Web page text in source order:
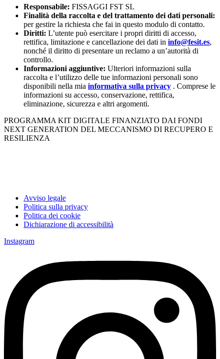
Responsabile: FISSAGGI FST SL
Finalità della raccolta e del trattamento dei dati personali:
per gestire la richiesta che fai in questo modulo di contatto.
Diritti: L’utente può esercitare i propri diritti di accesso,
rettifica, limitazione e cancellazione dei dati in info@fesit.es,
nonché il diritto di presentare un reclamo a un’autorità di
controllo.
Informazioni aggiuntive: Ulteriori informazioni sulla
raccolta e l’utilizzo delle tue informazioni personali sono
disponibili nella mia informativa sulla privacy . Comprese le
informazioni su accesso, conservazione, rettifica,
eliminazione, sicurezza e altri argomenti.
PROGRAMMA KIT DIGITALE FINANZIATO DAI FONDI
NEXT GENERATION DEL MECCANISMO DI RECUPERO E
RESILIENZA
Avviso legale
Politica sulla privacy
Politica dei cookie
Dichiarazione di accessibilità
Instagram